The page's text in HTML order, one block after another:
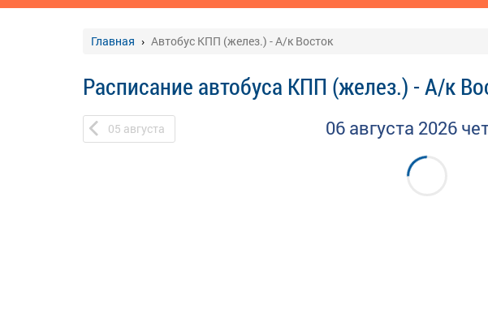
Главная Автобус КПП (желез.) - А/к Восток
Расписание автобуса КПП (желез.) - А/к
05 августа 06 августа 2026